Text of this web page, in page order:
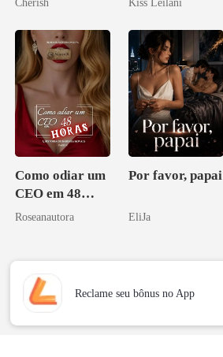
maligno
Como odiar um
CEO em 48
horas
Roseanautora
Por favor, papai
EliJa
Reclame seu bônus no App